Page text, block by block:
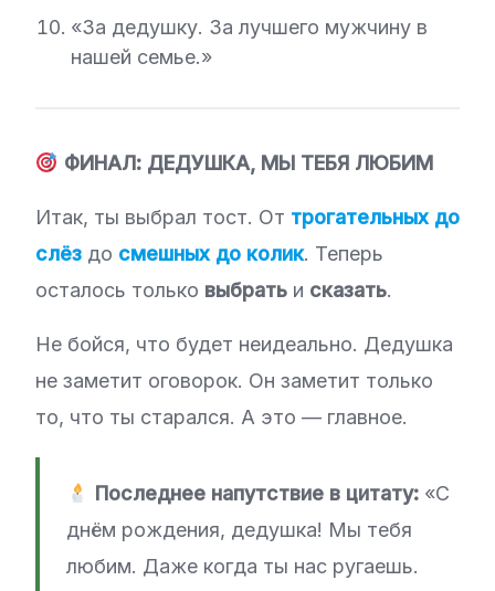
«За дедушку. За лучшего мужчину в
нашей семье.»
ФИНАЛ: ДЕДУШКА, МЫ ТЕБЯ ЛЮБИМ
Итак, ты выбрал тост. От трогательных до
слёз до смешных до колик. Теперь
осталось только выбрать и сказать.
Не бойся, что будет неидеально. Дедушка
не заметит оговорок. Он заметит только
то, что ты старался. А это — главное.
Последнее напутствие в цитату:«С
днём рождения, дедушка! Мы тебя
любим. Даже когда ты нас ругаешь.